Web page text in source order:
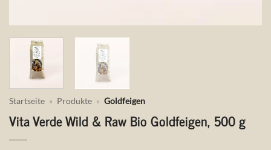
Startseite » Produkte » Goldfeigen
Vita Verde Wild & Raw Bio Goldfeigen, 500 g